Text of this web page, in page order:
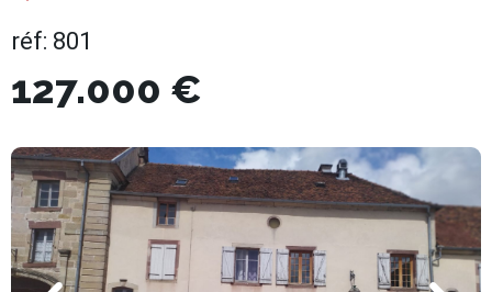
réf: 801
127.000 €